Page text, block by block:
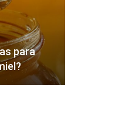
para